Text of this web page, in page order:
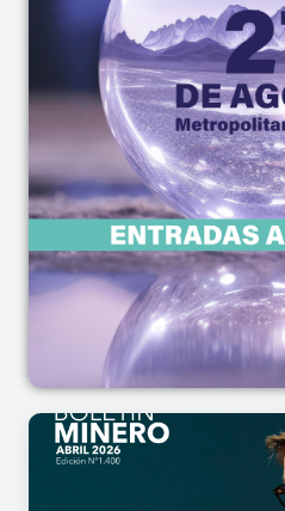
Ver todas las publicaciones